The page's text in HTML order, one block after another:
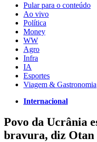
Pular para o conteúdo
Ao vivo
Política
Money
WW
Agro
Infra
IA
Esportes
Viagem & Gastronomia
Internacional
Povo da Ucrânia
bravura, diz Otan